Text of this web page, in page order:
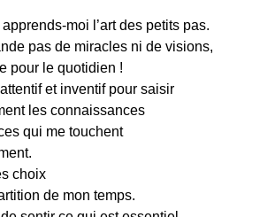
moi l’art des petits pas.
pas de miracles ni de visions,
pour le quotidien !
et inventif pour saisir
les connaissances
qui me touchent
choix
de mon temps.